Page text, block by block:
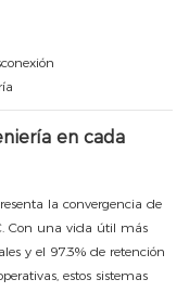
en cada
la convergencia de
Con una vida útil más
y el 97.3% de retención
estos sistemas